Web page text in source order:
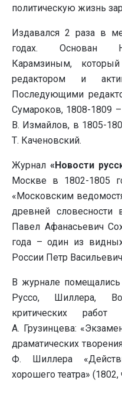
политическую жизнь
Издавался 2 раза в
годах. Основан
Карамзиным,
редактором и
Последующими
Сумароков, 1808-1809
В. Измайлов, в 1805-
Т. Каченовский.
Журнал «Новости
Москве в 1802-1805
«Московским
древней словесности
Павел Афанасьевич
года – один из
России Петр
В журнале
Руссо, Шиллера,
критических
А. Грузинцева:
драматических
Ф. Шиллера
хорошего театра» (1802,